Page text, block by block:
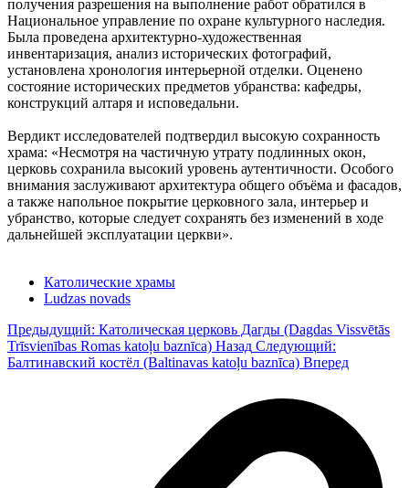
получения разрешения на выполнение работ обратился в
Национальное управление по охране культурного наследия.
Была проведена архитектурно-художественная
инвентаризация, анализ исторических фотографий,
установлена хронология интерьерной отделки. Оценено
состояние исторических предметов убранства: кафедры,
конструкций алтаря и исповедальни.
Вердикт исследователей подтвердил высокую сохранность
храма: «Несмотря на частичную утрату подлинных окон,
церковь сохранила высокий уровень аутентичности. Особого
внимания заслуживают архитектура общего объёма и фасадов,
а также напольное покрытие церковного зала, интерьер и
убранство, которые следует сохранять без изменений в ходе
дальнейшей эксплуатации церкви».
Католические храмы
Ludzas novads
Предыдущий: Католическая церковь Дагды (Dagdas Vissvētās
Trīsvienības Romas katoļu baznīca) Назад Следующий:
Балтинавский костёл (Baltinavas katoļu baznīca) Вперед